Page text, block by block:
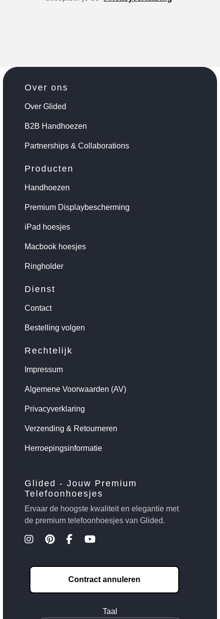
Over ons
Over Glided
B2B Handhoezen
Partnerships & Collaborations
Producten
Handhoezen
Premium Displaybescherming
iPad hoesjes
Macbook hoesjes
Ringholder
Dienst
Contact
Bestelling volgen
Rechtelijk
Impressum
Algemene Voorwaarden (AV)
Privacyverklaring
Verzending & Retourneren
Herroepingsinformatie
Glided - Jouw Premium
Telefoonhoesjes
Ervaar de hoogste kwaliteit en elegantie met
de premium telefoonhoesjes van Glided.
Contract annuleren
Taal